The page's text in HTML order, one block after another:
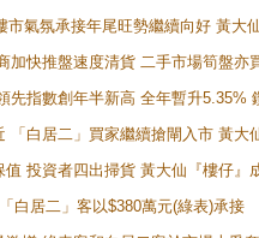
市氣氛承接年尾旺勢繼續向好 黃
加快推盤速度清貨 二手市場筍盤
先指數創年半新高 全年暫升5.35%
「白居二」買家繼續搶閘入市 黃
投資者四出掃貨 黃大仙『樓仔
白居二」客以$380萬元(綠表)承接